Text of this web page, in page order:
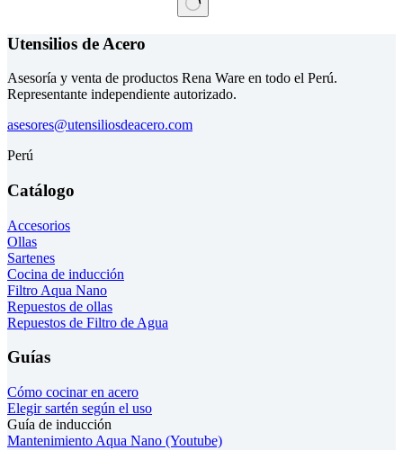
resultados
Utensilios de Acero
Asesoría y venta de productos Rena Ware en todo el Perú.
Representante independiente autorizado.
asesores@utensiliosdeacero.com
Perú
Catálogo
Accesorios
Ollas
Sartenes
Cocina de inducción
Filtro Aqua Nano
Repuestos de ollas
Repuestos de Filtro de Agua
Guías
Cómo cocinar en acero
Elegir sartén según el uso
Guía de inducción
Mantenimiento Aqua Nano (Youtube)